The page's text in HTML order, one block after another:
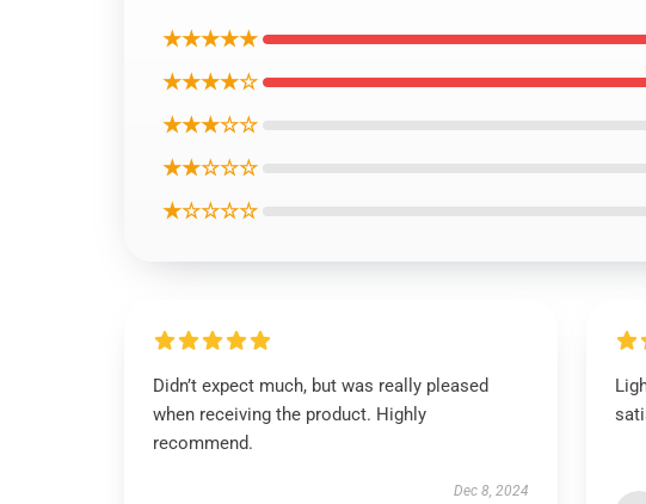
★★★★★
★★★★☆
★★★☆☆
★★☆☆☆
★☆☆☆☆
Didn’t expect much, but was really pleased
when receiving the product. Highly
recommend.
Dec 8, 2024